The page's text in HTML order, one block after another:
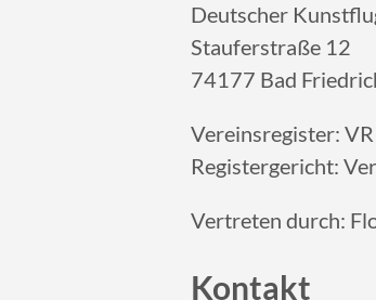
Deutscher
Stauferstraße 12
74177 Bad
Vereinsregister:
Registergericht:
Vertreten durch:
Kontakt